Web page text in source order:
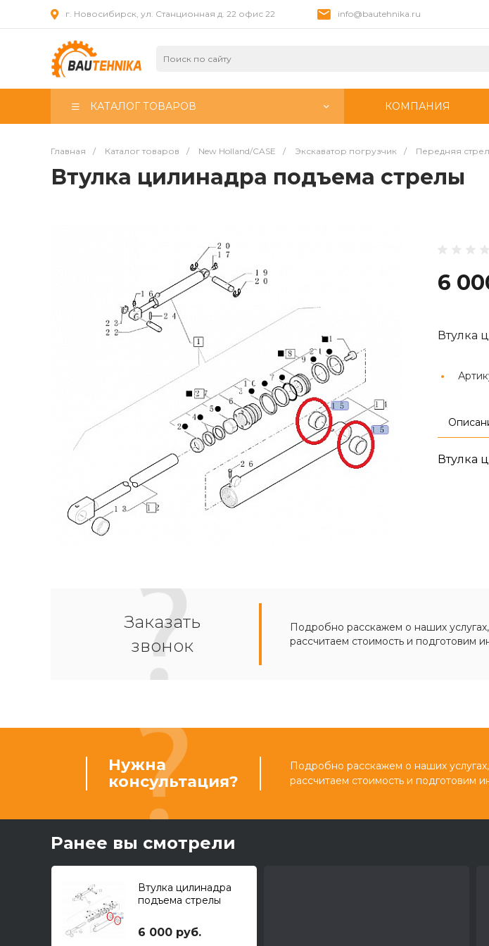
г. Новосибирск, ул. Станционная д. 22 офис 22 info@bautehnika.ru
КАТАЛОГ ТОВАРОВ КОМПАНИЯ
Главная / Каталог товаров / New Holland/CASE / Экскаватор погрузчик / Передняя
Втулка цилинадра подъема стрелы
6
Втулка
Втулка
Заказать
звонок
Подробно расскажем о наших
рассчитаем стоимость и подготовим
Нужна
консультация?
Подробно расскажем о наших
рассчитаем стоимость и подготовим
Ранее вы смотрели
Втулка цилинадра
подъема стрелы
6 000 руб.